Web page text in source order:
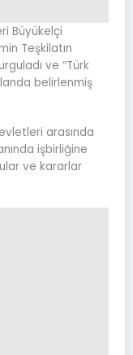
Büyükelçi
Teşkilatın
ve “Türk
belirlenmiş
arasında
işbirliğine
ve kararlar